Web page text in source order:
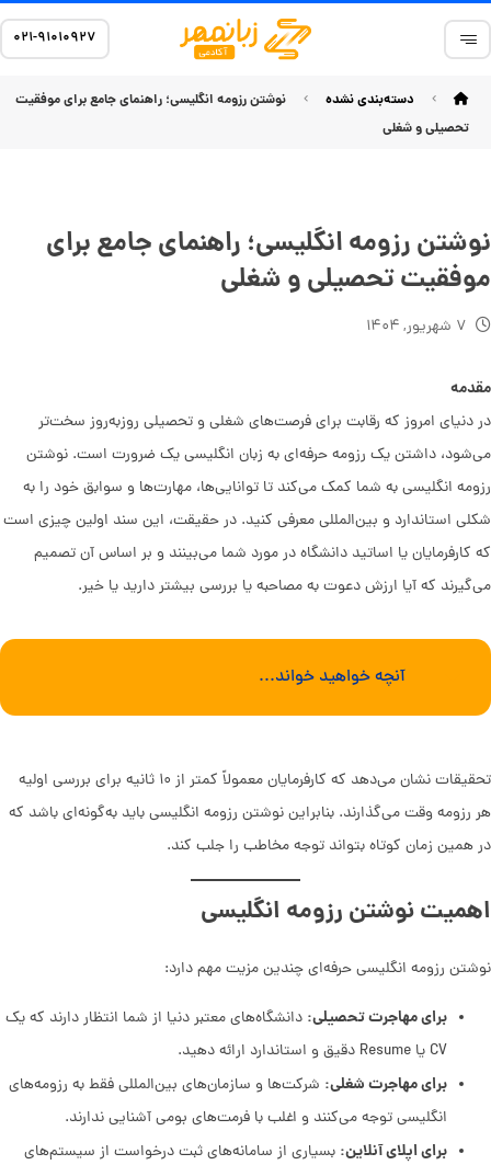
۰۲۱-۹۱۰۱۰۹۲۷
دسته‌بندی نشده
نوشتن رزومه انگلیسی؛ راهنمای جامع برای موفقیت
تحصیلی و شغلی
نوشتن رزومه انگلیسی؛ راهنمای جامع برای
موفقیت تحصیلی و شغلی
۷ شهریور, ۱۴۰۴
مقدمه
در دنیای امروز که رقابت برای فرصت‌های شغلی و تحصیلی روزبه‌روز سخت‌تر
می‌شود، داشتن یک رزومه حرفه‌ای به زبان انگلیسی یک ضرورت است. نوشتن
رزومه انگلیسی به شما کمک می‌کند تا توانایی‌ها، مهارت‌ها و سوابق خود را به
شکلی استاندارد و بین‌المللی معرفی کنید. در حقیقت، این سند اولین چیزی است
که کارفرمایان یا اساتید دانشگاه در مورد شما می‌بینند و بر اساس آن تصمیم
می‌گیرند که آیا ارزش دعوت به مصاحبه یا بررسی بیشتر دارید یا خیر.
آنچه خواهید خواند...
تحقیقات نشان می‌دهد که کارفرمایان معمولاً کمتر از ۱۰ ثانیه برای بررسی اولیه
هر رزومه وقت می‌گذارند. بنابراین نوشتن رزومه انگلیسی باید به‌گونه‌ای باشد که
در همین زمان کوتاه بتواند توجه مخاطب را جلب کند.
اهمیت نوشتن رزومه انگلیسی
نوشتن رزومه انگلیسی حرفه‌ای چندین مزیت مهم دارد:
برای مهاجرت تحصیلی: دانشگاه‌های معتبر دنیا از شما انتظار دارند که یک
CV یا Resume دقیق و استاندارد ارائه دهید.
برای مهاجرت شغلی: شرکت‌ها و سازمان‌های بین‌المللی فقط به رزومه‌های
انگلیسی توجه می‌کنند و اغلب با فرمت‌های بومی آشنایی ندارند.
برای اپلای آنلاین: بسیاری از سامانه‌های ثبت درخواست از سیستم‌های